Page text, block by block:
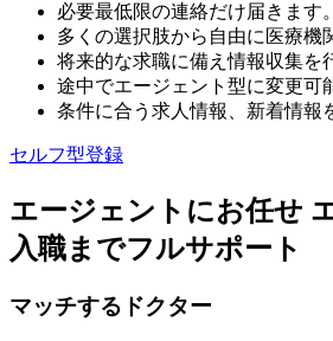
必要最低限の連絡だけ届きます。
多くの選択肢から自由に医療機
将来的な求職に備え情報収集を
途中でエージェント型に変更可
条件に合う求人情報、新着情報
セルフ型登録
エージェントにお任せ
入職までフルサポート
マッチするドクター